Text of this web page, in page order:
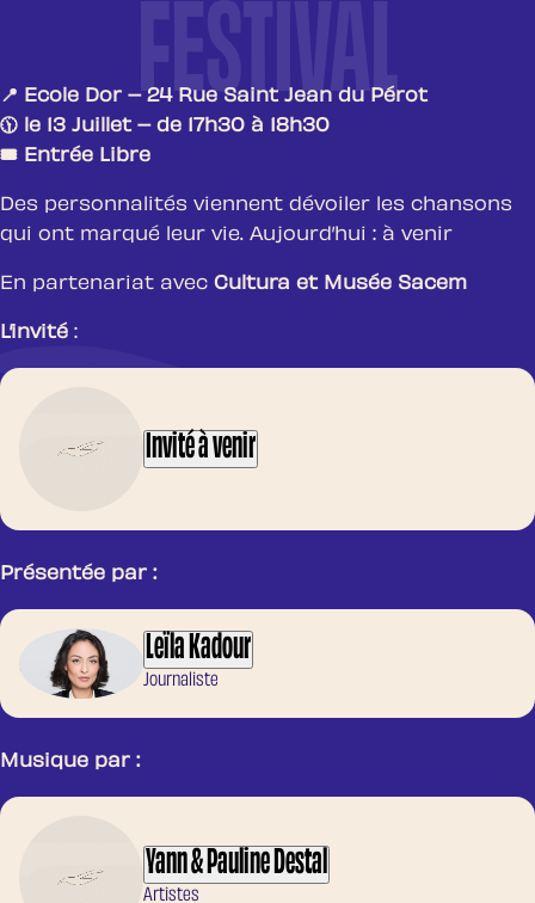
FESTIVAL
LE FESTIVAL
📍 Ecole Dor – 24 Rue Saint Jean du Pérot
🕦 le 13 Juillet – de 17h30 à 18h30
🎟️ Entrée Libre
Des personnalités viennent dévoiler les chansons
qui ont marqué leur vie. Aujourd’hui : à venir
En partenariat avec Cultura et Musée Sacem
L’invité :
Invité à venir
Présentée par :
Leïla Kadour
Journaliste
Musique par :
Yann & Pauline Destal
Artistes